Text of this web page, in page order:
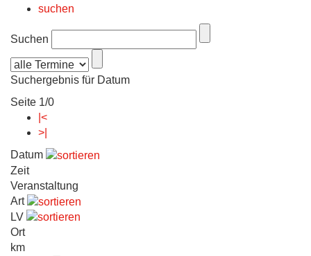
suchen
Suchen
Suchergebnis für Datum
Seite 1/0
|<
>|
Datum
Zeit
Veranstaltung
Art
LV
Ort
km